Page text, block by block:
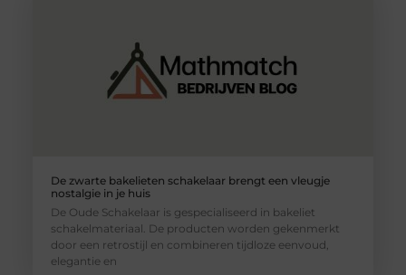
De zwarte bakelieten schakelaar brengt een vleugje
nostalgie in je huis
De Oude Schakelaar is gespecialiseerd in bakeliet
schakelmateriaal. De producten worden gekenmerkt
door een retrostijl en combineren tijdloze eenvoud,
elegantie en